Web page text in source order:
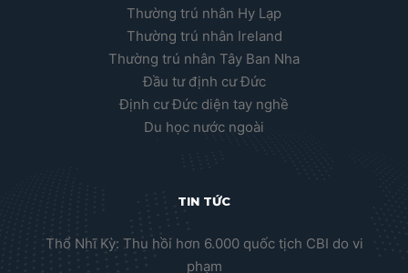
Thường trú nhân Hy Lạp
Thường trú nhân Ireland
Thường trú nhân Tây Ban Nha
Đầu tư định cư Đức
Định cư Đức diện tay nghề
Du học nước ngoài
TIN TỨC
Thổ Nhĩ Kỳ: Thu hồi hơn 6.000 quốc tịch CBI do vi
phạm